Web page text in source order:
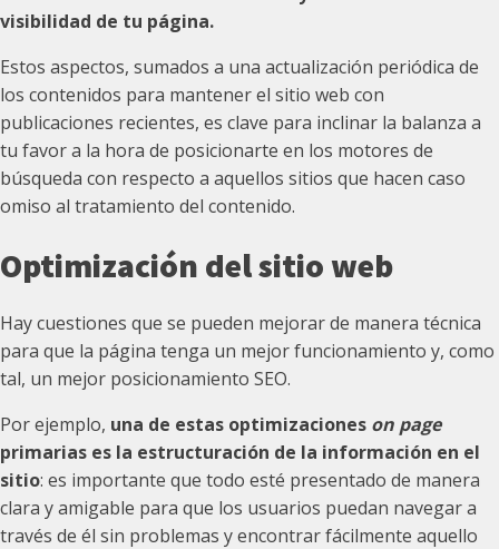
visibilidad de tu página.
Estos aspectos, sumados a una actualización periódica de
los contenidos para mantener el sitio web con
publicaciones recientes, es clave para inclinar la balanza a
tu favor a la hora de posicionarte en los motores de
búsqueda con respecto a aquellos sitios que hacen caso
omiso al tratamiento del contenido.
Optimización del sitio web
Hay cuestiones que se pueden mejorar de manera técnica
para que la página tenga un mejor funcionamiento y, como
tal, un mejor posicionamiento SEO.
Por ejemplo, una de estas optimizaciones on page
primarias es la estructuración de la información en el
sitio: es importante que todo esté presentado de manera
clara y amigable para que los usuarios puedan navegar a
través de él sin problemas y encontrar fácilmente aquello